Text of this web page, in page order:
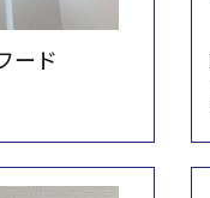
ード